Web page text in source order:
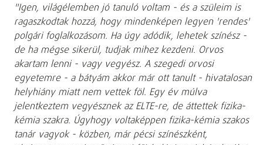
"Igen, világélemben jó tanuló voltam - és a szüleim is
ragaszkodtak hozzá, hogy mindenképen legyen 'rendes'
polgári foglalkozásom. Ha úgy adódik, lehetek színész -
de ha mégse sikerül, tudjak mihez kezdeni. Orvos
akartam lenni - vagy vegyész. A szegedi orvosi
egyetemre - a bátyám akkor már ott tanult - hivatalosan
helyhiány miatt nem vettek föl. Egy év múlva
jelentkeztem vegyésznek az ELTE-re, de áttettek fizika-
kémia szakra. Úgyhogy voltaképpen fizika-kémia szakos
tanár vagyok - közben, már pécsi színészként,